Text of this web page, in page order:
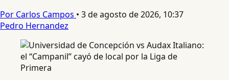
Por Carlos Campos • 3 de agosto de 2026, 10:37
Pedro Hernandez